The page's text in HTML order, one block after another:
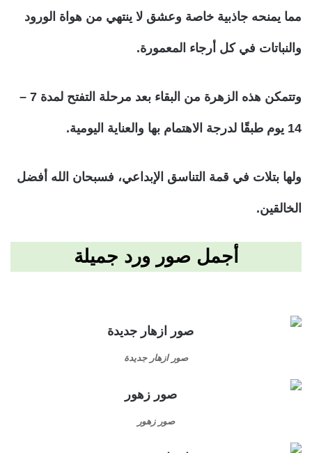
مما يمنحه جاذبية خاصة وعشق لا ينتهي من هواة الورود
والنباتات في كل أرجاء المعمورة.
وتتمكن هذه الزهرة من البقاء بعد مرحلة التفتح لمدة 7 –
14 يوم طبقًا لدرجة الاهتمام بها والعناية اليومية.
ولها بتلات في قمة التناسق الإبداعي، فسبحان الله أفضل
الخالقين.
أجمل صور ورد جميلة
صور ازهار جديدة
صور زهور